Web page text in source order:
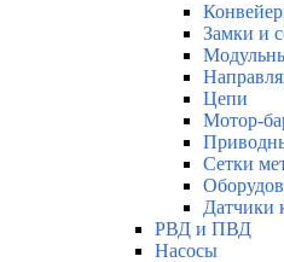
Замки и
Цепи
Мотор-
Сетки
Датчики
РВД и ПВД
Насосы